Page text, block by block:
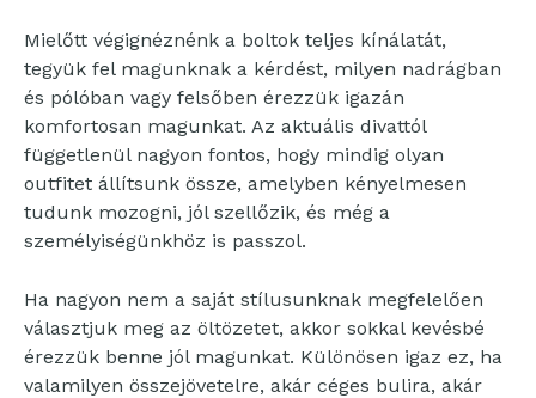
Mielőtt végignéznénk a boltok teljes kínálatát,
tegyük fel magunknak a kérdést, milyen nadrágban
és pólóban vagy felsőben érezzük igazán
komfortosan magunkat. Az aktuális divattól
függetlenül nagyon fontos, hogy mindig olyan
outfitet állítsunk össze, amelyben kényelmesen
tudunk mozogni, jól szellőzik, és még a
személyiségünkhöz is passzol.
Ha nagyon nem a saját stílusunknak megfelelően
választjuk meg az öltözetet, akkor sokkal kevésbé
érezzük benne jól magunkat. Különösen igaz ez, ha
valamilyen összejövetelre, akár céges bulira, akár